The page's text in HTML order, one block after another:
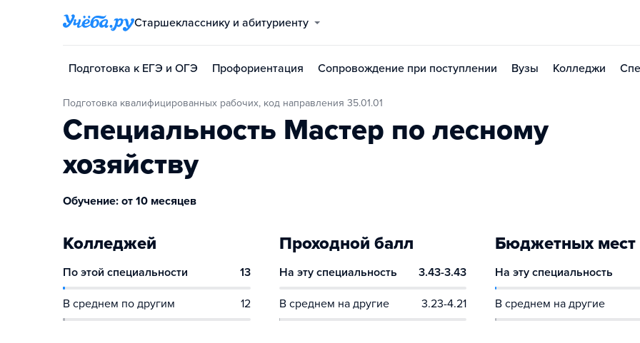
Старшекласснику и абитуриенту
Подготовка к ЕГЭ и ОГЭ Профориентация Сопровождение при поступлении Вузы Колледжи
Подготовка квалифицированных рабочих, код направления 35.01.01
Специальность Мастер по лесному
хозяйству
Обучение: от 10 месяцев
Колледжей
По этой специальности 13
В среднем по другим 12
Проходной балл
На эту специальность 3.43-3.43
В среднем на другие 3.23-4.21
Бюджетных мест
На эту специальность
В среднем на другие